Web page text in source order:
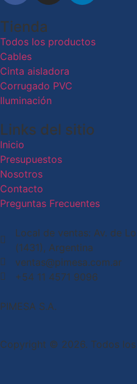
Tienda
Todos los productos
Cables
Cinta aisladora
Corrugado PVC
Iluminación
Links del sitio
Inicio
Presupuestos
Nosotros
Contacto
Preguntas Frecuentes
Local de ventas: Av. de
(1431), Argentina
ventas@pimesa.com.ar
+54 11 4571 9096
PIMESA S.A.
Copyright © 2026. Todos